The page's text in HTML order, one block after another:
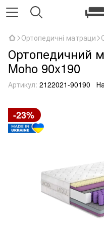
Ортопедичні матраци
Ортопедичний
Moho 90x190
Артикул: 2122021-90190
-23%